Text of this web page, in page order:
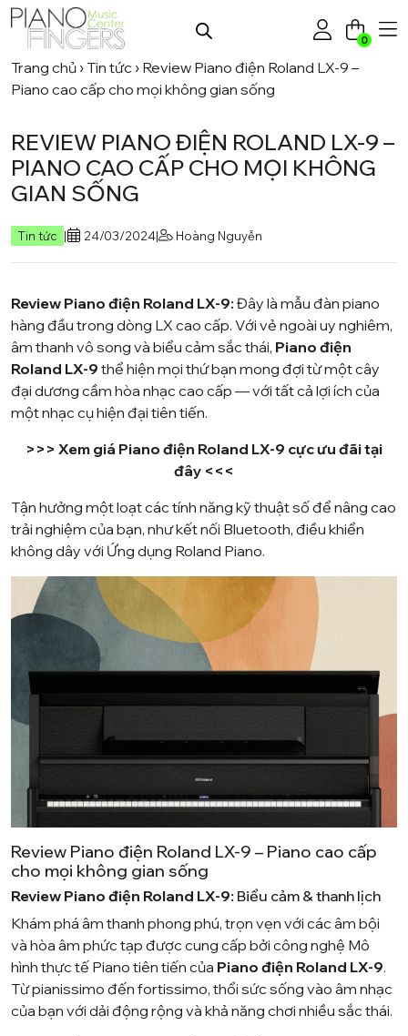
0
Trang chủ › Tin tức › Review Piano điện Roland LX-9 –
Piano cao cấp cho mọi không gian sống
REVIEW PIANO ĐIỆN ROLAND LX-9 –
PIANO CAO CẤP CHO MỌI KHÔNG
GIAN SỐNG
Tin tức | 24/03/2024| Hoàng Nguyễn
Review Piano điện Roland LX-9: Đây là mẫu đàn piano
hàng đầu trong dòng LX cao cấp. Với vẻ ngoài uy nghiêm,
âm thanh vô song và biểu cảm sắc thái, Piano điện
Roland LX-9 thể hiện mọi thứ bạn mong đợi từ một cây
đại dương cầm hòa nhạc cao cấp — với tất cả lợi ích của
một nhạc cụ hiện đại tiên tiến.
>>> Xem giá Piano điện Roland LX-9 cực ưu đãi tại
đây <<<
Tận hưởng một loạt các tính năng kỹ thuật số để nâng cao
trải nghiệm của bạn, như kết nối Bluetooth, điều khiển
không dây với Ứng dụng Roland Piano.
Review Piano điện Roland LX-9 – Piano cao cấp
cho mọi không gian sống
Review Piano điện Roland LX-9: Biểu cảm & thanh lịch
Khám phá âm thanh phong phú, trọn vẹn với các âm bội
và hòa âm phức tạp được cung cấp bởi công nghệ Mô
hình thực tế Piano tiên tiến của Piano điện Roland LX-9.
Từ pianissimo đến fortissimo, thổi sức sống vào âm nhạc
của bạn với dải động rộng và khả năng chơi nhiều sắc thái.